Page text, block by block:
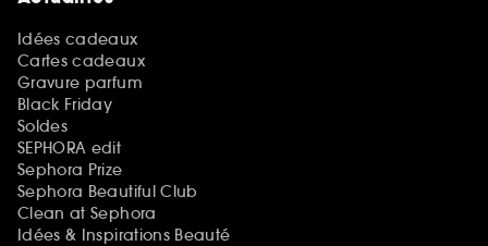
Idées cadeaux
Cartes cadeaux
Gravure parfum
Black Friday
Soldes
SEPHORA edit
Sephora Prize
Sephora Beautiful Club
Clean at Sephora
Idées & Inspirations Beauté